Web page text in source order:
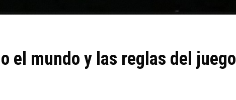
el mundo y las reglas del juego